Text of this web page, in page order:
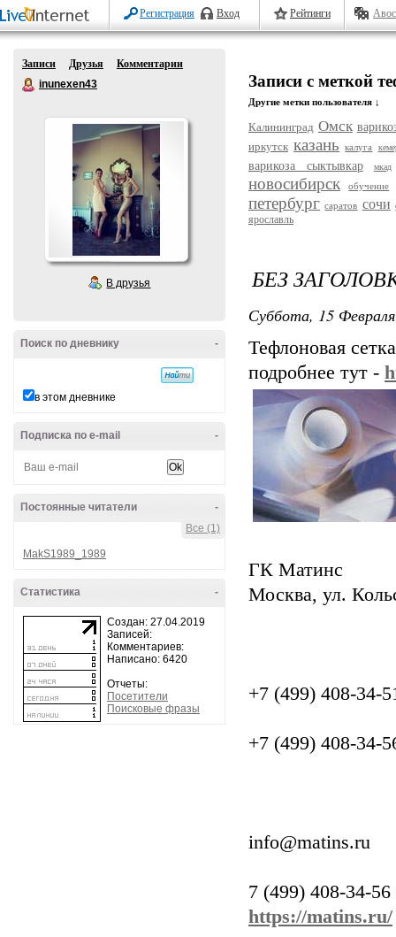
Регистрация Вход Рейтинги
Записи Друзья
Комментарии
inunexen43
В друзья
-
Поиск по дневнику
в этом дневнике
-
Подписка по e-mail
-
Постоянные читатели
Все (1)
MakS1989_1989
-
Статистика
Создан: 27.04.2019
Записей:
Комментариев:
Написано: 6420
Отчеты:
Посетители
Поисковые фразы
Записи с меткой
Другие метки пользователя ↓
Калининград Омск
иркутск казань калуга
варикоза сыктывкар мкад
новосибирск обучение
петербург саратов сочи
ярославль
БЕЗ
Суббота, 15
Тефлоновая
подробнее тут -
ГК Матинс
Москва, ул.
+7 (499) 408-34-
+7 (499) 408-34-
info@matins.ru
7 (499) 408-34-56
https://matins.ru/